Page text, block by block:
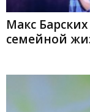
Макс
семейной